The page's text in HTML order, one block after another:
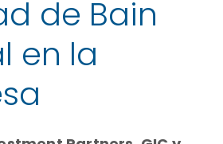
de Bain
en la